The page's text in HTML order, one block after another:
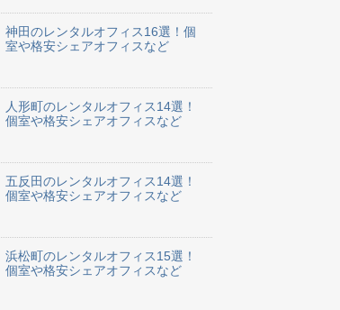
神田のレンタルオフィス16選！個
室や格安シェアオフィスなど
人形町のレンタルオフィス14選！
個室や格安シェアオフィスなど
五反田のレンタルオフィス14選！
個室や格安シェアオフィスなど
浜松町のレンタルオフィス15選！
個室や格安シェアオフィスなど